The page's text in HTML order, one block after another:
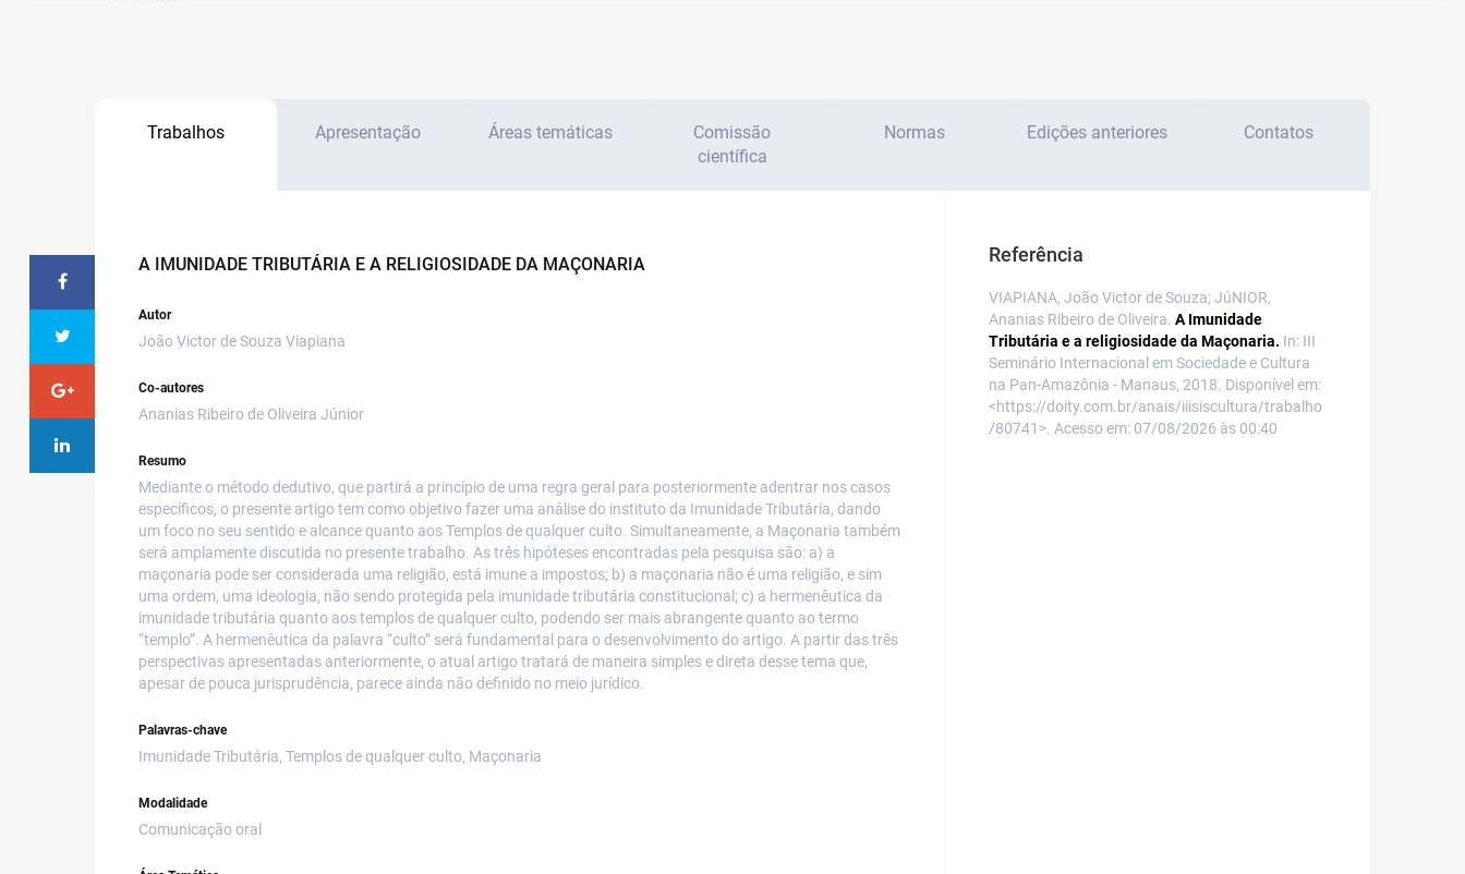
Trabalhos Apresentação Áreas temáticas
Comissão
científica
Normas Edições anteriores Contatos
A IMUNIDADE TRIBUTÁRIA E A RELIGIOSIDADE DA MAÇONARIA
Autor
João Victor de Souza Viapiana
Co-autores
Ananias Ribeiro de Oliveira Júnior
Resumo
Mediante o método dedutivo, que partirá a princípio de uma regra geral para posteriormente adentrar nos casos
específicos, o presente artigo tem como objetivo fazer uma análise do instituto da Imunidade Tributária, dando
um foco no seu sentido e alcance quanto aos Templos de qualquer culto. Simultaneamente, a Maçonaria também
será amplamente discutida no presente trabalho. As três hipóteses encontradas pela pesquisa são: a) a
maçonaria pode ser considerada uma religião, está imune a impostos; b) a maçonaria não é uma religião, e sim
uma ordem, uma ideologia, não sendo protegida pela imunidade tributária constitucional; c) a hermenêutica da
imunidade tributária quanto aos templos de qualquer culto, podendo ser mais abrangente quanto ao termo
“templo”. A hermenêutica da palavra “culto” será fundamental para o desenvolvimento do artigo. A partir das três
perspectivas apresentadas anteriormente, o atual artigo tratará de maneira simples e direta desse tema que,
apesar de pouca jurisprudência, parece ainda não definido no meio jurídico.
Palavras-chave
Imunidade Tributária, Templos de qualquer culto, Maçonaria
Modalidade
Comunicação oral
Referência
VIAPIANA, João Victor de Souza; JúNIOR,
Ananias Ribeiro de Oliveira. A Imunidade
Tributária e a religiosidade da Maçonaria. In: III
Seminário Internacional em Sociedade e Cultura
na Pan-Amazônia - Manaus, 2018. Disponível em:
<https://doity.com.br/anais/iiisiscultura/trabalho
/80741>. Acesso em: 07/08/2026 às 00:40